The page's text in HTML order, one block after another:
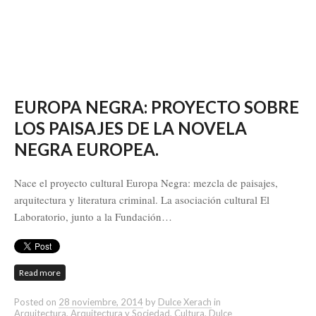
EUROPA NEGRA: PROYECTO SOBRE
LOS PAISAJES DE LA NOVELA
NEGRA EUROPEA.
Nace el proyecto cultural Europa Negra: mezcla de paisajes,
arquitectura y literatura criminal. La asociación cultural El
Laboratorio, junto a la Fundación…
Read more
Posted on 28 noviembre, 2014 by Dulce Xerach in
Arquitectura, Arquitectura y Sociedad, Cultura, Dulce